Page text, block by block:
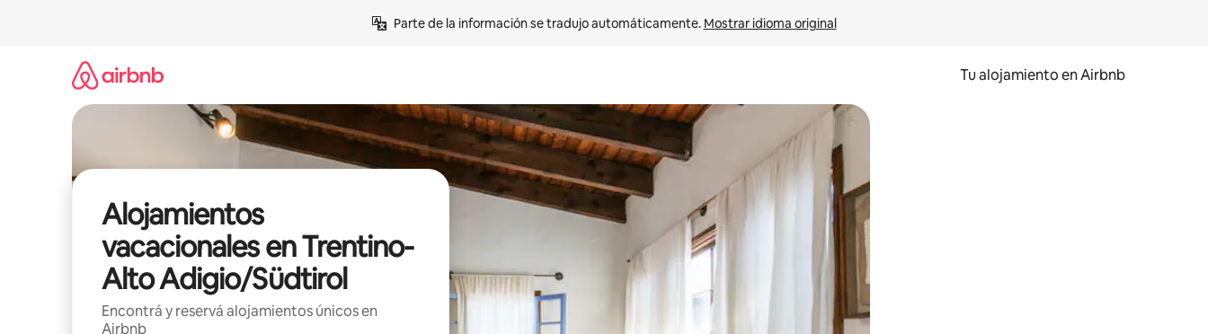
Parte de la información se tradujo automáticamente. Mostrar idioma original
Tu alojamiento en Airbnb
Alojamientos
vacacionales en Trentino-
Alto Adigio/Südtirol
Encontrá y reservá alojamientos únicos en
Airbnb